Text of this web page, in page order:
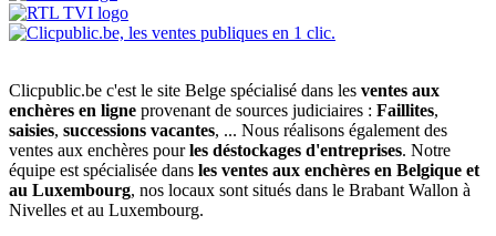
Clicpublic.be c'est le site Belge spécialisé dans les ventes aux
enchères en ligne provenant de sources judiciaires : Faillites,
saisies, successions vacantes, ... Nous réalisons également des
ventes aux enchères pourles déstockages d'entreprises. Notre
équipe est spécialisée dans les ventes aux enchères en Belgique et
au Luxembourg, nos locaux sont situés dans le Brabant Wallon à
Nivelles et au Luxembourg.